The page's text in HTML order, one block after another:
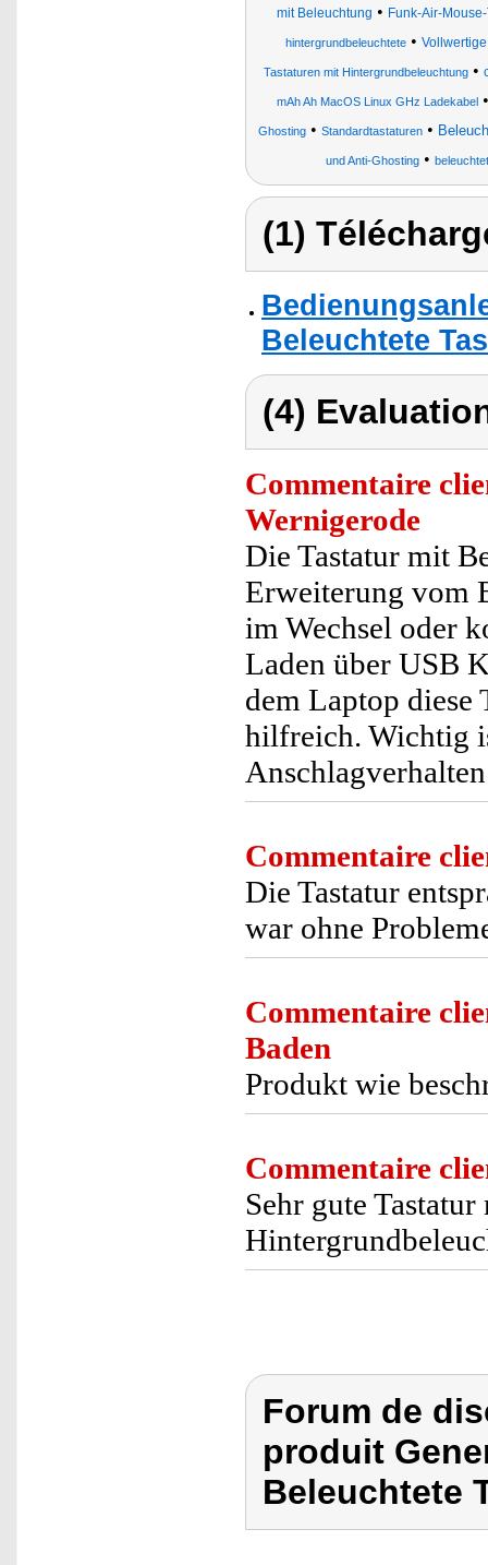
mit Beleuchtung • Funk-Air-
hintergrundbeleuchtete •
Tastaturen mit Hintergrundbeleuchtung•
mAh Ah MacOS Linux GHz Ladekabel
Ghosting • Standardtastaturen •
und Anti-Ghosting •
(1)
Beleuchtete
(4)
Commentaire
Wernigerode
Die Tastatur mit
Erweiterung vom
im Wechsel oder
Laden über USB
dem Laptop diese
hilfreich. Wichtig
Commentaire
Die Tastatur
war ohne
Commentaire
Baden
Produkt wie
Commentaire
Sehr gute
Forum de
produit
Beleuchtete